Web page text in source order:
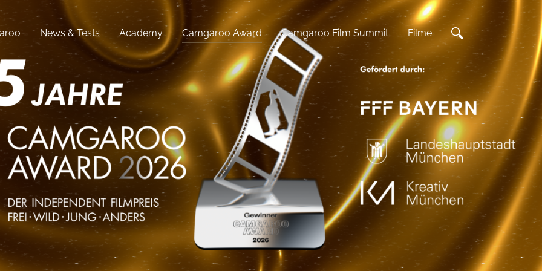
News & Tests Academy Camgaroo Award Camgaroo Film Summit Filme